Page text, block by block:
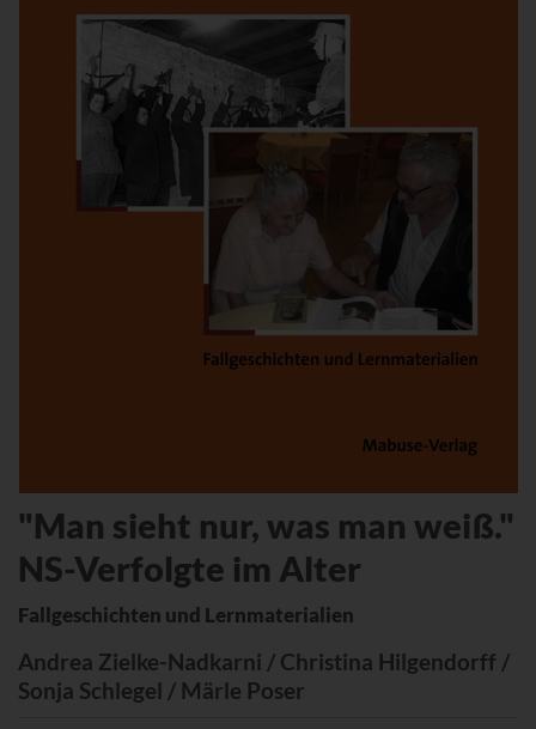
"Man sieht nur, was man weiß."
NS-Verfolgte im Alter
Fallgeschichten und Lernmaterialien
Andrea Zielke-Nadkarni / Christina Hilgendorff /
Sonja Schlegel / Märle Poser